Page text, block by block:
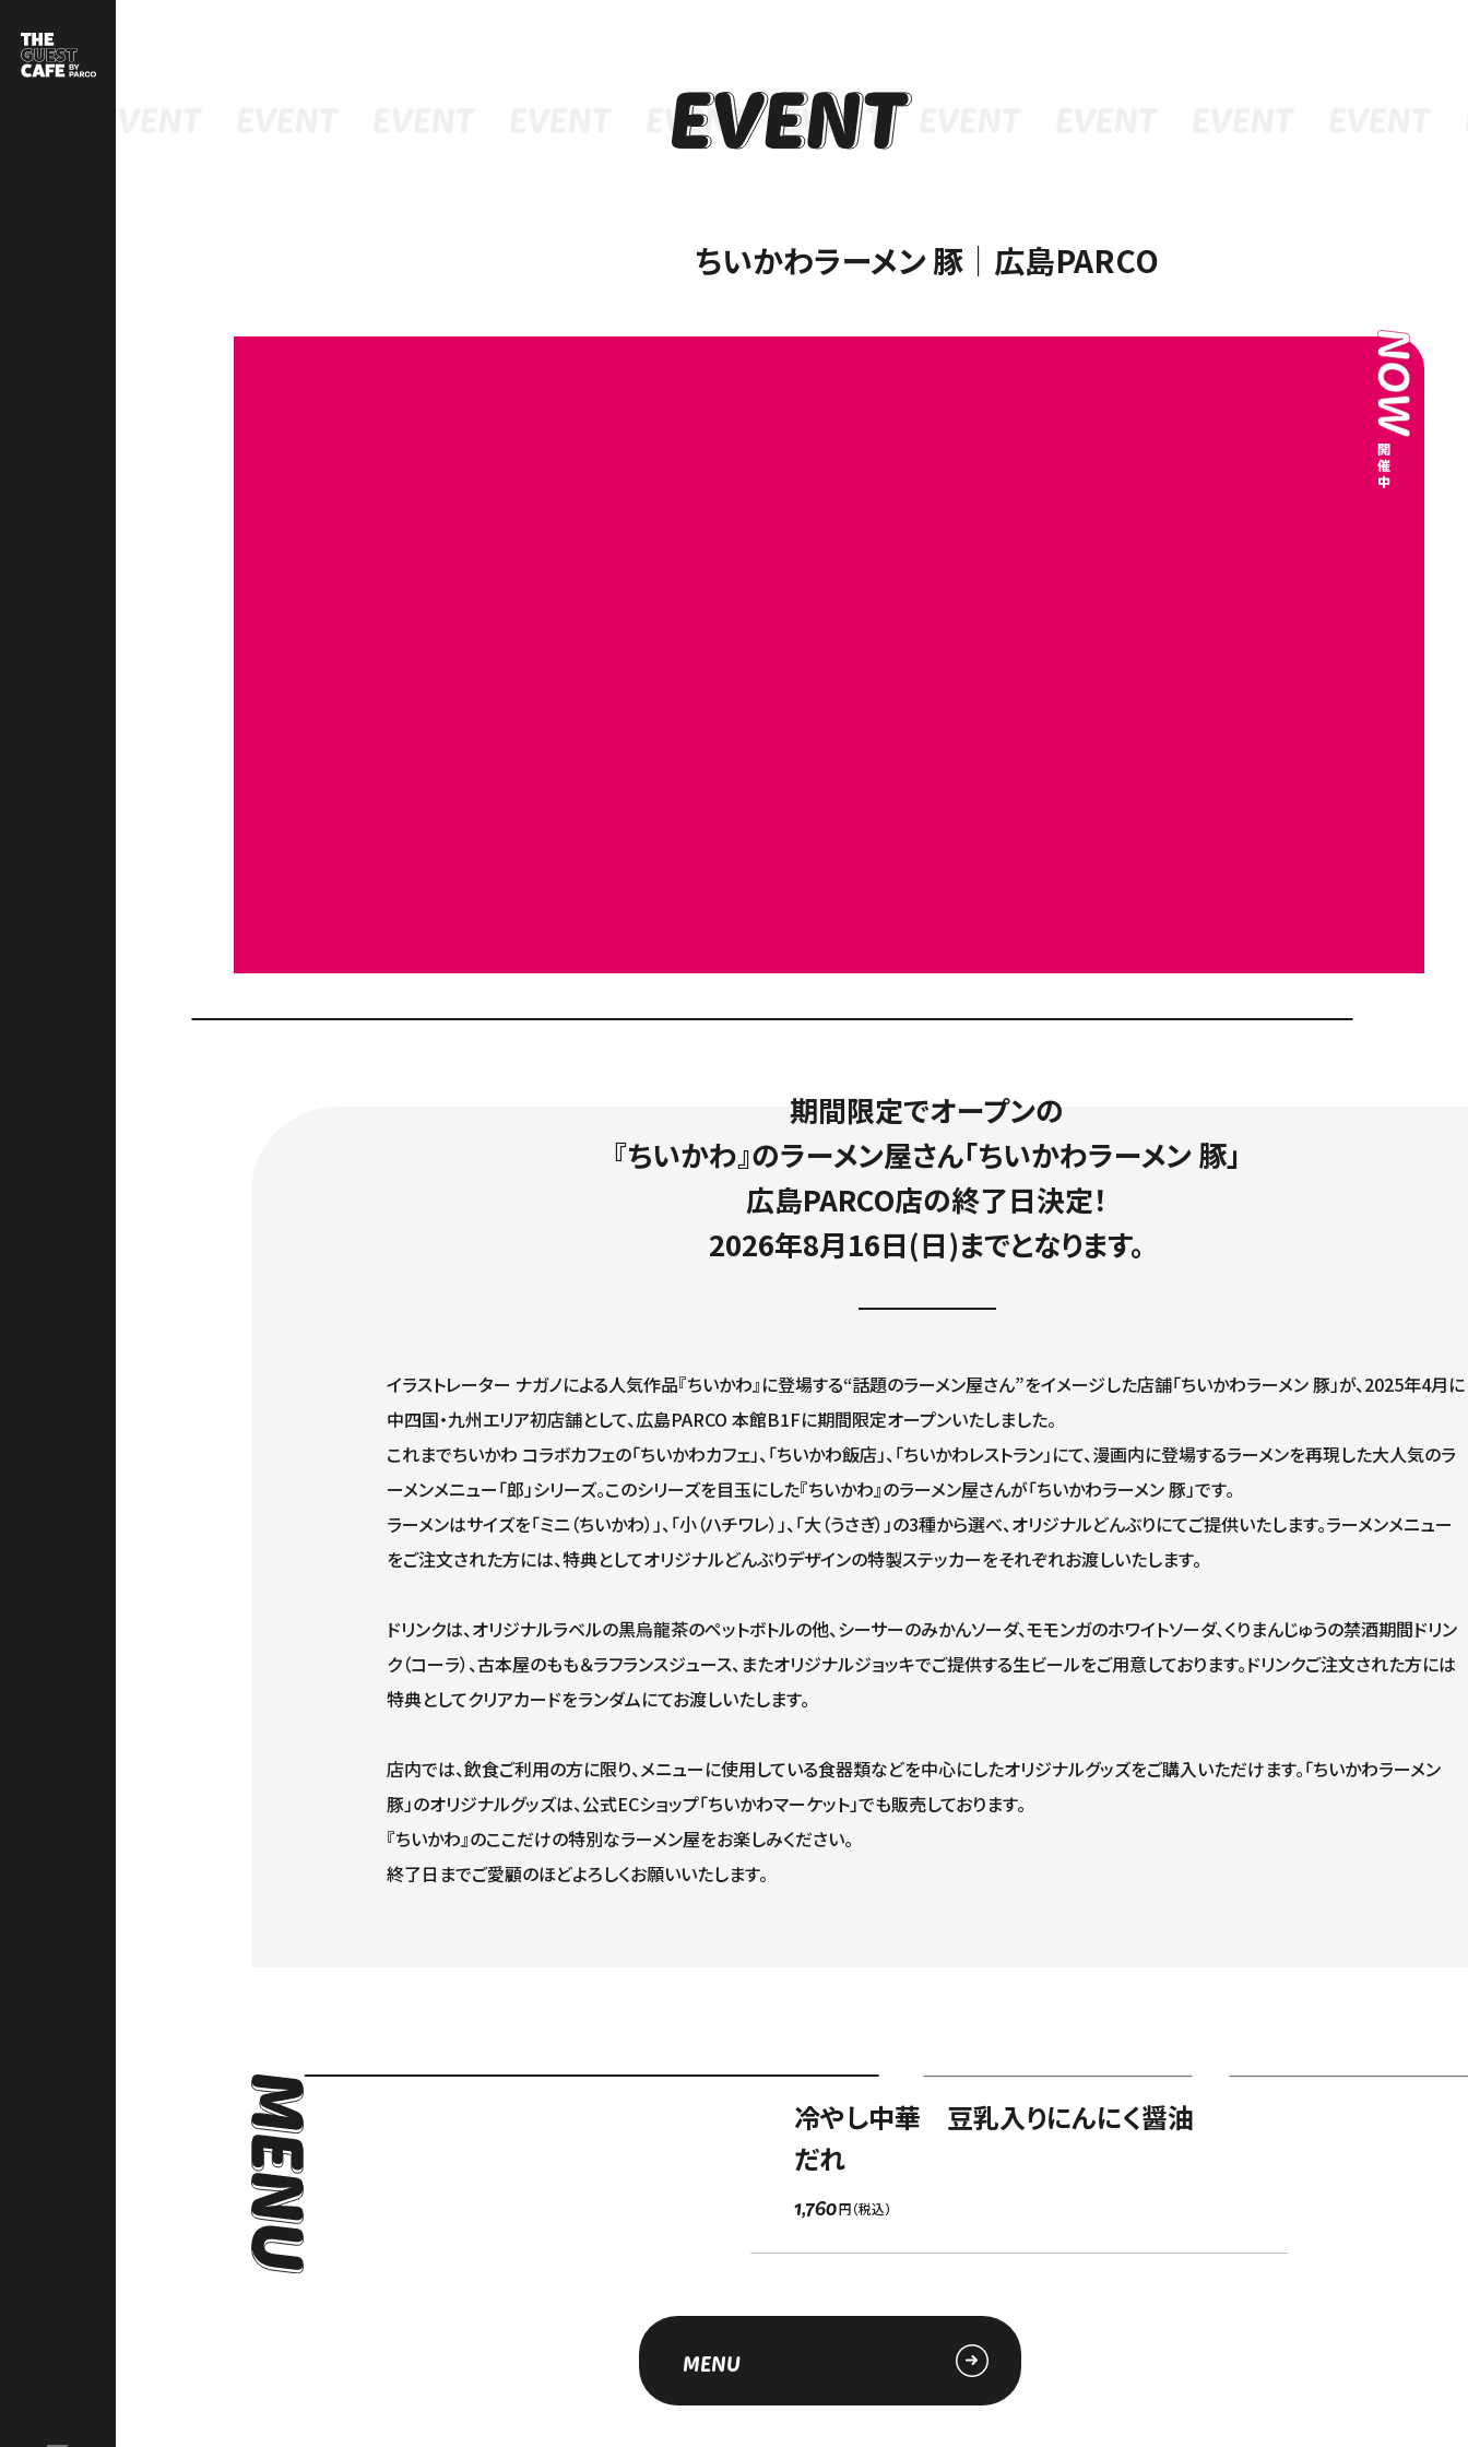
アクセス
ちいかわラーメン 豚｜広島PARCO
期間限定でオープンの
『ちいかわ』のラーメン屋さん「ちいかわラーメン 豚」
広島PARCO店の終了日決定！
2026年8月16日(日)までとなります。
イラストレーター ナガノによる人気作品『ちいかわ』に登場する“話題のラーメン屋さん”をイメージした店舗「ちいかわラーメン 豚」が、2025年4月に
中四国・九州エリア初店舗として、広島PARCO 本館B1Fに期間限定オープンいたしました。
これまでちいかわ コラボカフェの「ちいかわカフェ」、「ちいかわ飯店」、「ちいかわレストラン」にて、漫画内に登場するラーメンを再現した大人気のラ
ーメンメニュー「郎」シリーズ。このシリーズを目玉にした『ちいかわ』のラーメン屋さんが「ちいかわラーメン 豚」です。
ラーメンはサイズを「ミニ（ちいかわ）」、「小（ハチワレ）」、「大（うさぎ）」の3種から選べ、オリジナルどんぶりにてご提供いたします。ラーメンメニュー
をご注文された方には、特典としてオリジナルどんぶりデザインの特製ステッカーをそれぞれお渡しいたします。
ドリンクは、オリジナルラベルの黒烏龍茶のペットボトルの他、シーサーのみかんソーダ、モモンガのホワイトソーダ、くりまんじゅうの禁酒期間ドリン
ク（コーラ）、古本屋のもも＆ラフランスジュース、またオリジナルジョッキでご提供する生ビールをご用意しております。ドリンクご注文された方には
特典としてクリアカードをランダムにてお渡しいたします。
店内では、飲食ご利用の方に限り、メニューに使用している食器類などを中心にしたオリジナルグッズをご購入いただけます。「ちいかわラーメン
豚」のオリジナルグッズは、公式ECショップ「ちいかわマーケット」でも販売しております。
『ちいかわ』のここだけの特別なラーメン屋をお楽しみください。
終了日までご愛顧のほどよろしくお願いいたします。
冷やし中華 豆乳入りにんにく醤油
だれ
1,760
MENU